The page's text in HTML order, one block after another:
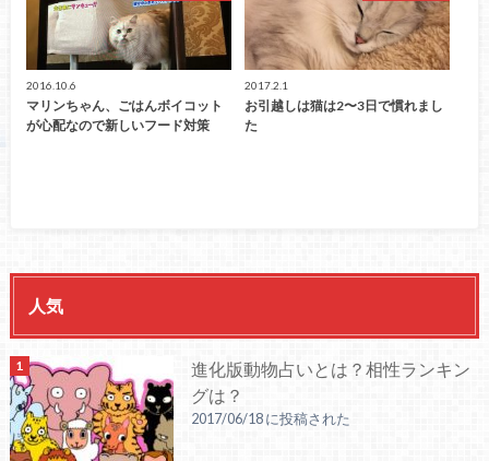
2016.10.6
マリンちゃん、ごはんボイコット
が心配なので新しいフード対策
2017.2.1
お引越しは猫は2〜3日で慣れまし
た
人気
進化版動物占いとは？相性ランキン
グは？
2017/06/18 に投稿された